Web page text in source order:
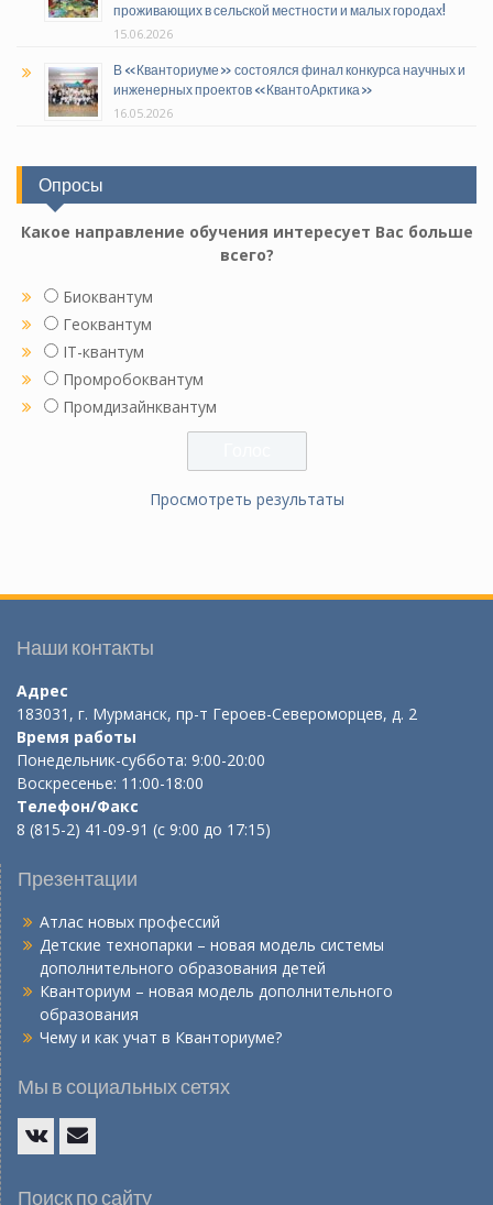
проживающих в сельской местности и малых городах!
15.06.2026
В «Кванториуме» состоялся финал конкурса научных и
инженерных проектов «КвантоАрктика»
16.05.2026
Опросы
Какое направление обучения интересует Вас больше
всего?
Биоквантум
Геоквантум
IT-квантум
Промробоквантум
Промдизайнквантум
Просмотреть результаты
Наши контакты
Адрес
183031, г. Мурманск, пр-т Героев-Североморцев, д. 2
Время работы
Понедельник-суббота: 9:00-20:00
Воскресенье: 11:00-18:00
Телефон/Факс
8 (815-2) 41-09-91 (с 9:00 до 17:15)
Презентации
Атлас новых профессий
Детские технопарки – новая модель системы
дополнительного образования детей
Кванториум – новая модель дополнительного
образования
Чему и как учат в Кванториуме?
Мы в социальных сетях
mail
Поиск по сайту